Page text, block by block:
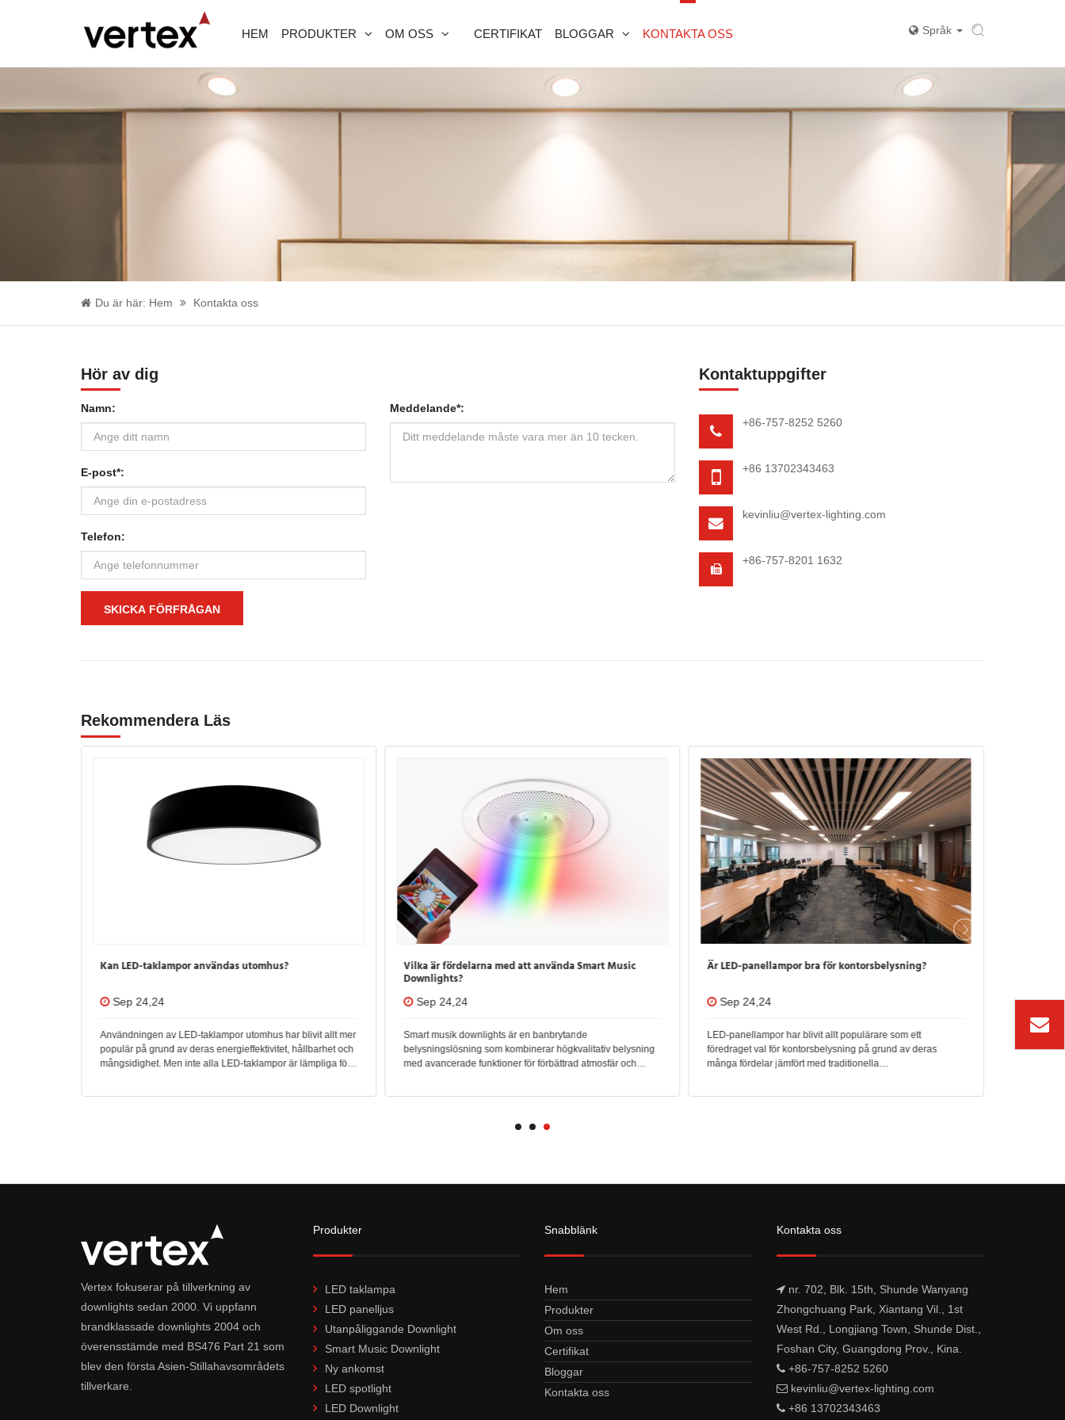
HEM PRODUKTER OM OSS CERTIFIKAT BLOGGAR KONTAKTA OSS Språk
Du är här: Hem Kontakta oss
Hör av dig
Namn:
E-post*:
Telefon:
Meddelande*:
SKICKA FÖRFRÅGAN
Kontaktuppgifter
+86-757-8252 5260
+86 13702343463
kevinliu@vertex-lighting.com
+86-757-8201 1632
Rekommendera Läs
Kan LED-taklampor användas utomhus?
Sep 24,24
Användningen av LED-taklampor utomhus har blivit allt mer
populär på grund av deras energieffektivitet, hållbarhet och
mångsidighet. Men inte alla LED-taklampor är lämpliga för
Vilka är fördelarna med att använda Smart Music
Downlights?
Sep 24,24
Smart musik downlights är en banbrytande
belysningslösning som kombinerar högkvalitativ belysning
med avancerade funktioner för förbättrad atmosfär och
Är LED-panellampor bra för kontorsbelysning?
Sep 24,24
LED-panellampor har blivit allt populärare som ett
föredraget val för kontorsbelysning på grund av deras
många fördelar jämfört med traditionella
Sep
populär på
Vertex fokuserar på tillverkning av
downlights sedan 2000. Vi uppfann
brandklassade downlights 2004 och
överensstämde med BS476 Part 21 som
blev den första Asien-Stillahavsområdets
tillverkare.
Produkter
LED taklampa
LED panelljus
Utanpåliggande Downlight
Smart Music Downlight
Ny ankomst
LED spotlight
LED Downlight
Snabblänk
Hem
Produkter
Om oss
Certifikat
Bloggar
Kontakta oss
Kontakta oss
nr. 702, Blk. 15th, Shunde Wanyang
Zhongchuang Park, Xiantang Vil., 1st
West Rd., Longjiang Town, Shunde Dist.,
Foshan City, Guangdong Prov., Kina.
+86-757-8252 5260
kevinliu@vertex-lighting.com
+86 13702343463